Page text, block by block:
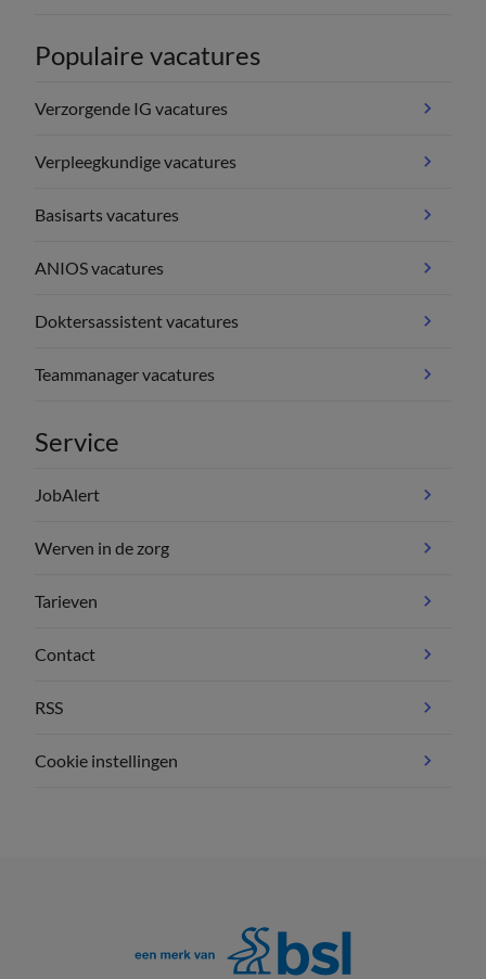
Populaire vacatures
Verzorgende IG vacatures
Verpleegkundige vacatures
Basisarts vacatures
ANIOS vacatures
Doktersassistent vacatures
Teammanager vacatures
Service
JobAlert
Werven in de zorg
Tarieven
Contact
RSS
Cookie instellingen